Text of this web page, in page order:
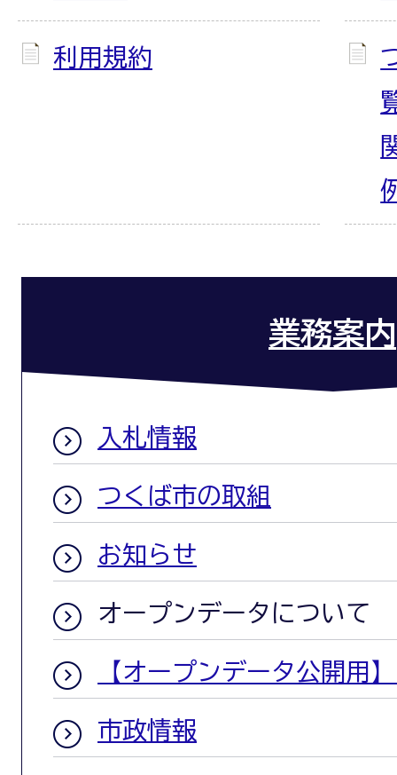
利用規約
業務案内
入札情報
つくば市の取組
お知らせ
オープンデータについて
【オープンデータ公開用
市政情報